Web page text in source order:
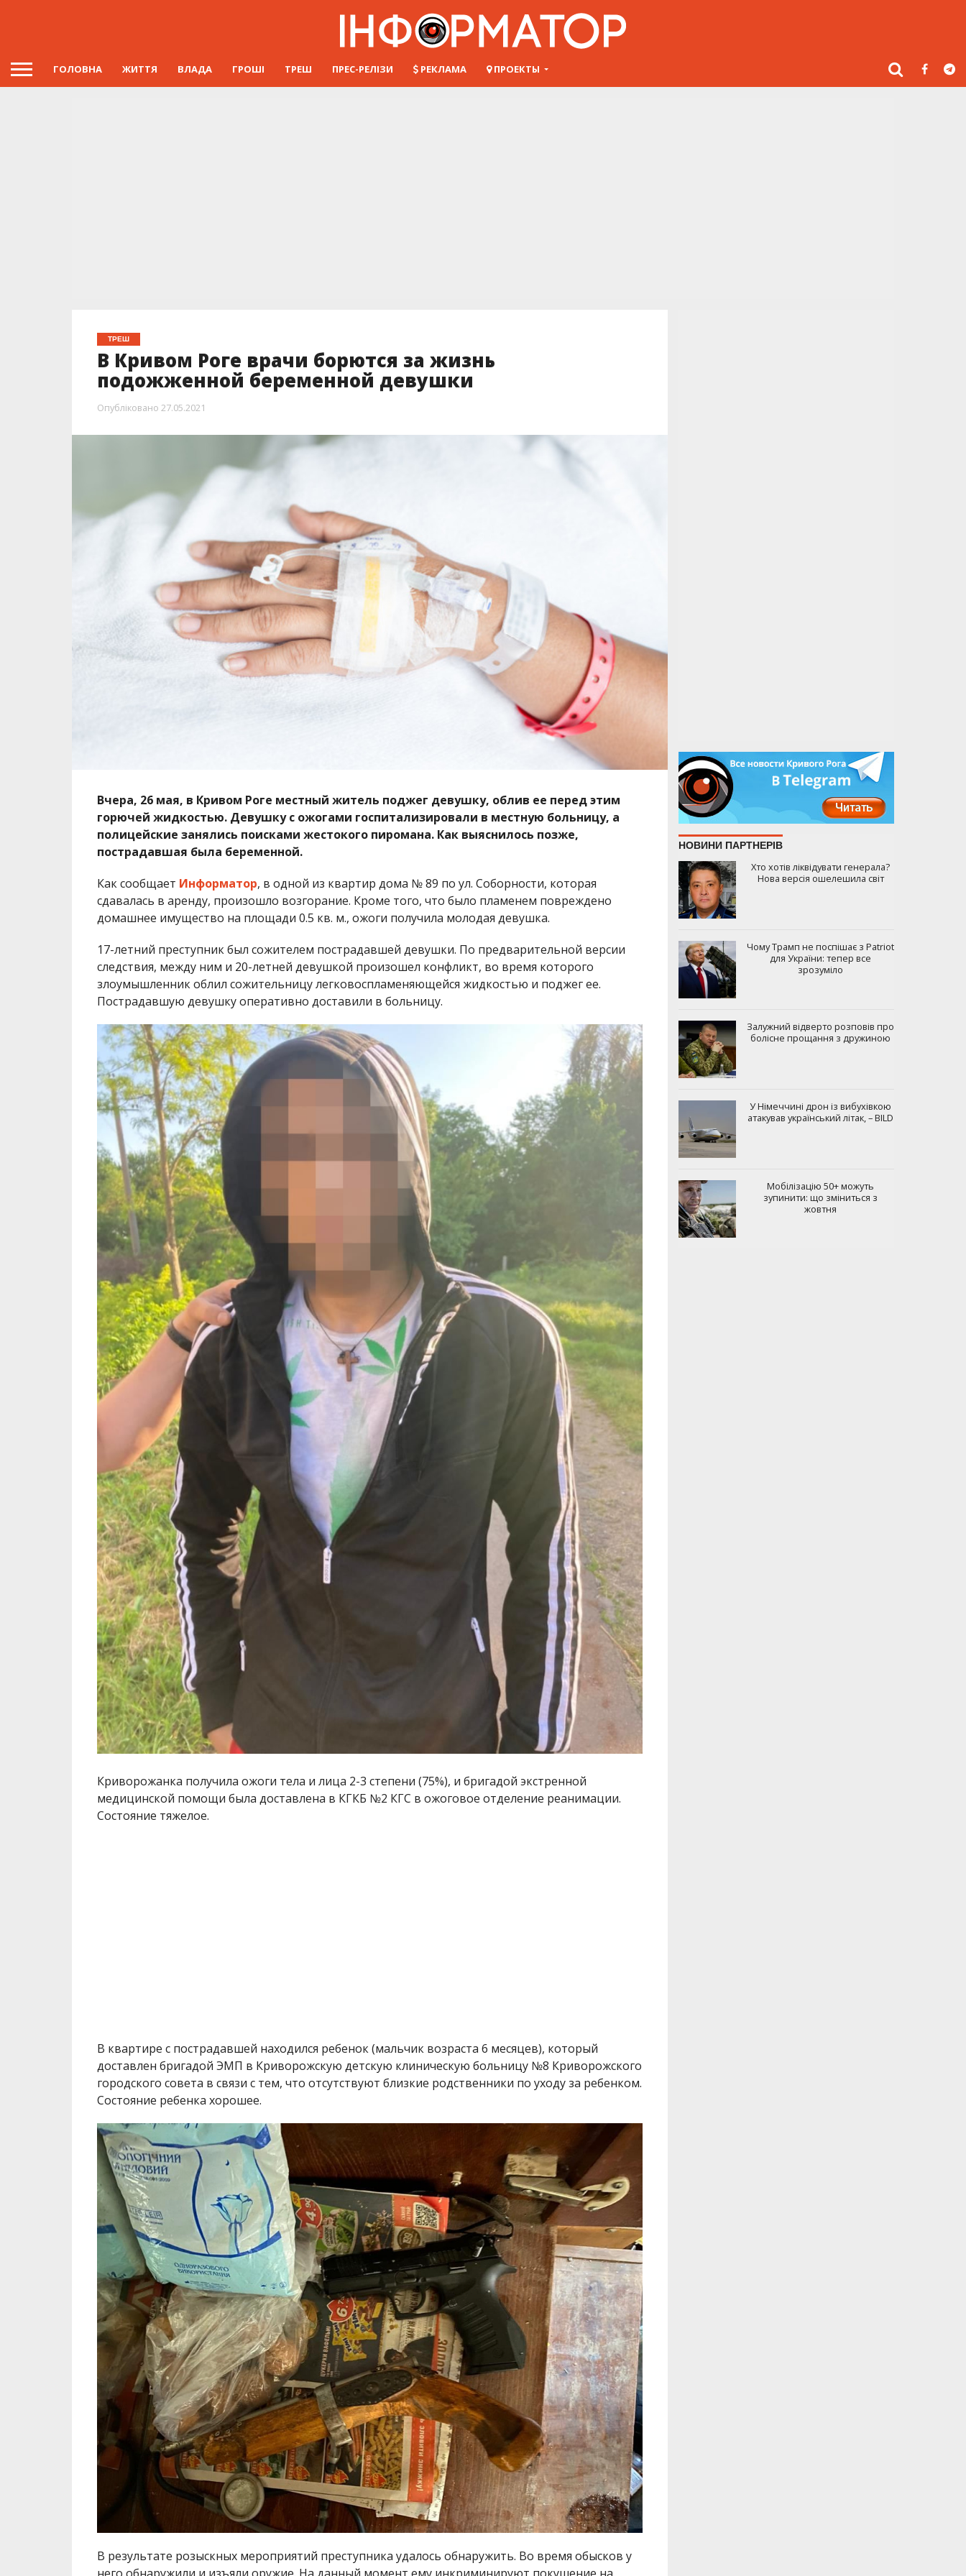
ГОЛОВНА ЖИТТЯ ВЛАДА ГРОШІ ТРЕШ ПРЕС-РЕЛІЗИ РЕКЛАМА ПРОЕКТЫ
ТРЕШ
В Кривом Роге врачи борются за жизнь
подожженной беременной девушки
Опубліковано 27.05.2021
Вчера, 26 мая, в Кривом Роге местный житель поджег девушку, облив ее перед этим
горючей жидкостью. Девушку с ожогами госпитализировали в местную больницу, а
полицейские занялись поисками жестокого пиромана. Как выяснилось позже,
пострадавшая была беременной.
Как сообщает Информатор, в одной из квартир дома № 89 по ул. Соборности, которая
сдавалась в аренду, произошло возгорание. Кроме того, что было пламенем повреждено
домашнее имущество на площади 0.5 кв. м., ожоги получила молодая девушка.
17-летний преступник был сожителем пострадавшей девушки. По предварительной версии
следствия, между ним и 20-летней девушкой произошел конфликт, во время которого
злоумышленник облил сожительницу легковоспламеняющейся жидкостью и поджег ее.
Пострадавшую девушку оперативно доставили в больницу.
Криворожанка получила ожоги тела и лица 2-3 степени (75%), и бригадой экстренной
медицинской помощи была доставлена в КГКБ №2 КГС в ожоговое отделение реанимации.
Состояние тяжелое.
В квартире с пострадавшей находился ребенок (мальчик возраста 6 месяцев), который
доставлен бригадой ЭМП в Криворожскую детскую клиническую больницу №8 Криворожского
городского совета в связи с тем, что отсутствуют близкие родственники по уходу за ребенком.
Состояние ребенка хорошее.
В результате розыскных мероприятий преступника удалось обнаружить. Во время обысков у